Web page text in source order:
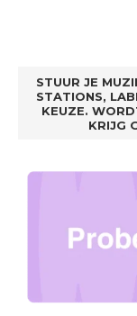
STUUR JE
STATIONS,
KEUZE.
KRIJG